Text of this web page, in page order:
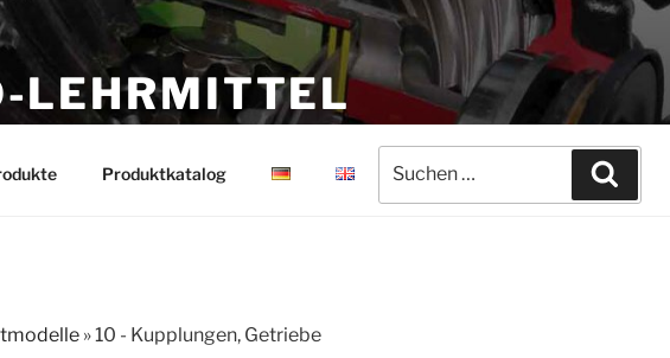
LEHRMITTEL
Produktkatalog
nach:
»10 - Kupplungen, Getriebe